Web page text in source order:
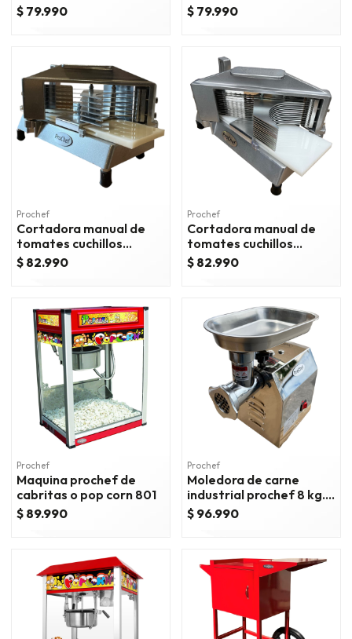
hamburguesas 10 cm
$ 79.990 $ 79.990
Prochef
Cortadora manual de
tomates cuchillos
dentados 10 mm.
$ 82.990
Prochef
Cortadora manual de
tomates cuchillos
dentados 5 mm.
$ 82.990
Prochef
Maquina prochef de
cabritas o pop corn 801
$ 89.990
Prochef
Moledora de carne
industrial prochef 8 kg.
70 kg/hora
$ 96.990